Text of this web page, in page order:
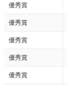
優秀賞
優秀賞
優秀賞
優秀賞
優秀賞